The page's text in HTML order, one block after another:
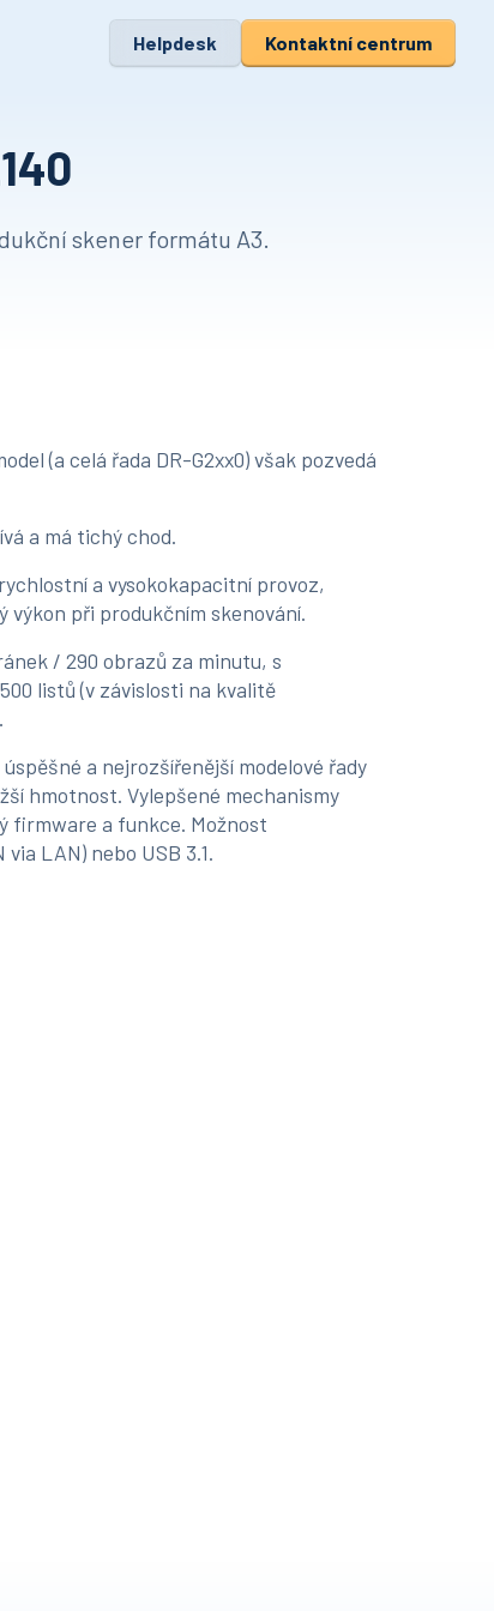
Helpdesk Kontaktní centrum
skener formátu A3.
(a celá řada DR-G2xx0) však pozvedá
a má tichý chod.
a vysokokapacitní provoz,
výkon při produkčním skenování.
/ 290 obrazů za minutu, s
listů (v závislosti na kvalitě
a nejrozšířenější modelové řady
hmotnost. Vylepšené mechanismy
firmware a funkce. Možnost
LAN) nebo USB 3.1.